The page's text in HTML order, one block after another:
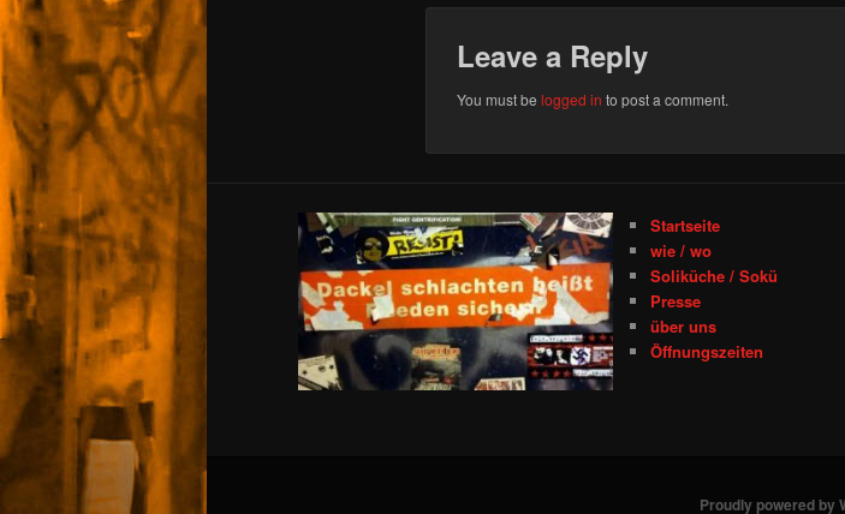
Leave a Reply
You must be logged in to post a comment.
Startseite
wie / wo
Soliküche / Sokü
Presse
über uns
Öffnungszeiten
Proudly powered by